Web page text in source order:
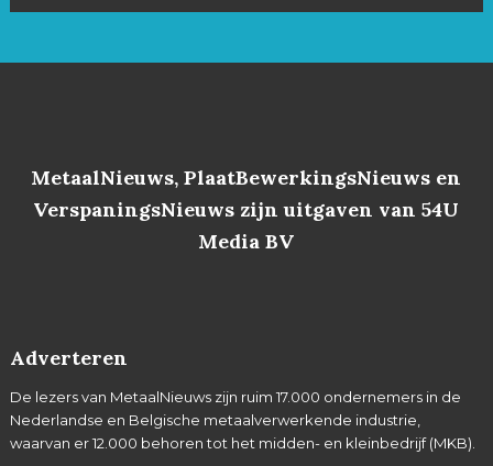
MetaalNieuws, PlaatBewerkingsNieuws en
VerspaningsNieuws zijn uitgaven van 54U
Media BV
Adverteren
De lezers van MetaalNieuws zijn ruim 17.000 ondernemers in de
Nederlandse en Belgische metaalverwerkende industrie,
waarvan er 12.000 behoren tot het midden- en kleinbedrijf (MKB).